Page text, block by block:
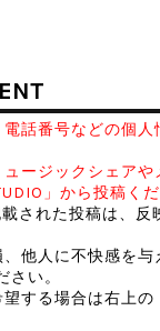
話番号などの個人
ージックシェアや
」から投稿くだ
された投稿は、反
他人に不快感を与
さい。
する場合は右上